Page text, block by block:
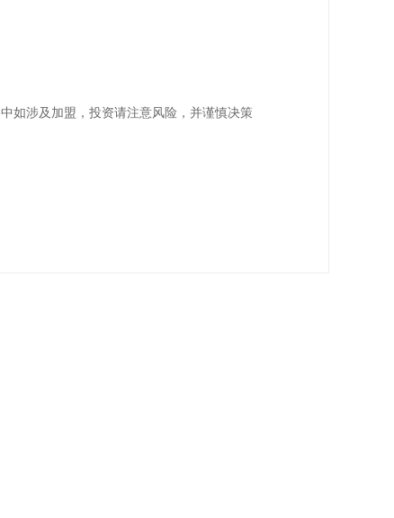
如涉及加盟，投资请注意风险，并谨慎决策